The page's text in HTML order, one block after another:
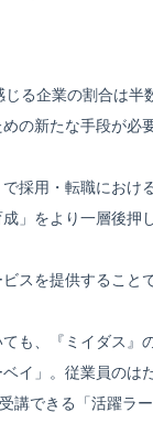
る企業の割合は
の新たな手段が必
採用・転職にお
」をより一層後押
スを提供すること
も、『ミイダス』
イ」。従業員の
講できる「活躍ラ